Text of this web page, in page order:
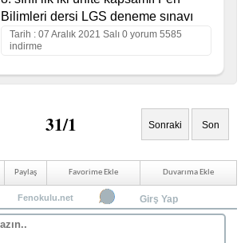
Bilimleri dersi LGS deneme sınavı
Tarih : 07 Aralık 2021 Salı 0 yorum 5585
indirme
31/1 Sonraki Son
Paylaş Favorime Ekle Duvarıma Ekle
Fenokulu.net Girş Yap